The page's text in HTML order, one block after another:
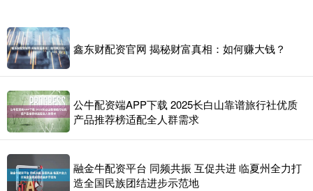
鑫东财配资官网 揭秘财富真相：如何赚大钱？
公牛配资端APP下载 2025长白山靠谱旅行社优质
产品推荐榜适配全人群需求
融金牛配资平台 同频共振 互促共进 临夏州全力打
造全国民族团结进步示范地